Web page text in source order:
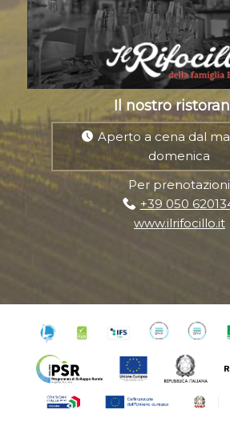
Il nostro
Aperto a cena dal
domenica
Per prenotazioni
+39 050
www.ilrifocillo.it